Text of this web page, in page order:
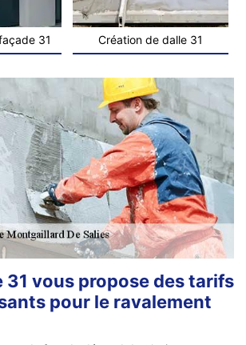
31 Création de dalle 31
31 vous propose des tarifs
pour le ravalement